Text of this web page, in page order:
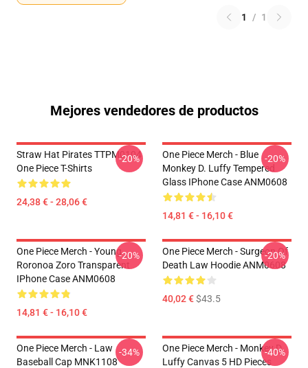
1 / 1
Mejores vendedores de productos
Straw Hat Pirates TTPM0104
One Piece T-Shirts
24,38 € - 28,06 €
-20%
One Piece Merch - Blue
Monkey D. Luffy Tempered
Glass IPhone Case ANM0608
14,81 € - 16,10 €
-20%
One Piece Merch - Young
Roronoa Zoro Transparent
IPhone Case ANM0608
14,81 € - 16,10 €
-20%
One Piece Merch - Surgeon Of
Death Law Hoodie ANM0608
40,02 €$43.5
-20%
One Piece Merch - Law
Baseball Cap MNK1108
-34%
One Piece Merch - Monkey D.
Luffy Canvas 5 HD Pieces
-40%